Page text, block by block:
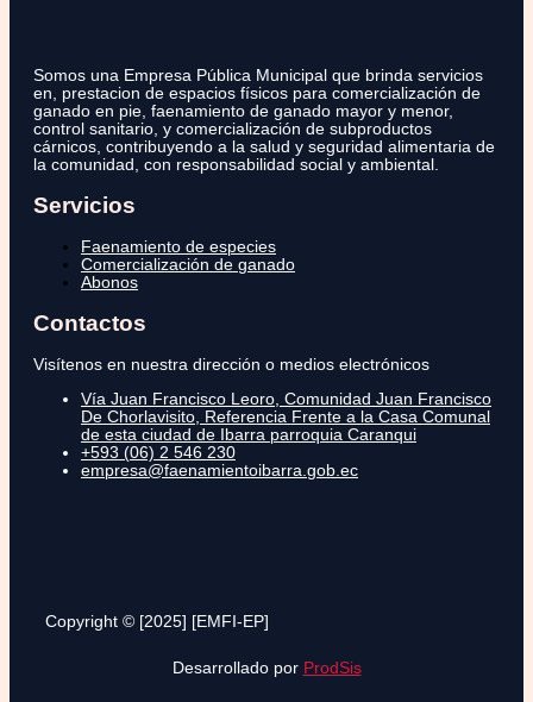
Somos una Empresa Pública Municipal que brinda servicios
en, prestacion de espacios físicos para comercialización de
ganado en pie, faenamiento de ganado mayor y menor,
control sanitario, y comercialización de subproductos
cárnicos, contribuyendo a la salud y seguridad alimentaria de
la comunidad, con responsabilidad social y ambiental.
Servicios
Faenamiento de especies
Comercialización de ganado
Abonos
Contactos
Visítenos en nuestra dirección o medios electrónicos
Vía Juan Francisco Leoro, Comunidad Juan Francisco
De Chorlavisito, Referencia Frente a la Casa Comunal
de esta ciudad de Ibarra parroquia Caranqui
+593 (06) 2 546 230
empresa@faenamientoibarra.gob.ec
Copyright © [2025] [EMFI-EP]
Desarrollado por ProdSis